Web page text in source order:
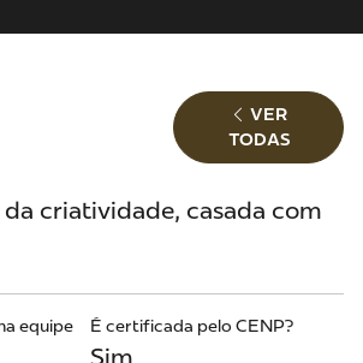
VER
TODAS
criatividade, casada com
equipe É certificada pelo CENP?
Sim